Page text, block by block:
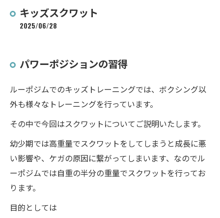
キッズスクワット
2025/06/28
パワーポジションの習得
ルーポジムでのキッズトレーニングでは、ボクシング以
外も様々なトレーニングを行っています。
その中で今回はスクワットについてご説明いたします。
幼少期では高重量でスクワットをしてしまうと成長に悪
い影響や、ケガの原因に繋がってしまいます、なのでル
ーポジムでは自重の半分の重量でスクワットを行ってお
ります。
目的としては